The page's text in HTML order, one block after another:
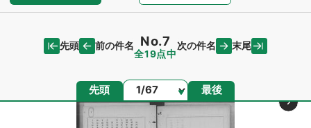
先頭 前の件名 No.7
全19点中
次の件名 末尾
先頭 ページ 最後